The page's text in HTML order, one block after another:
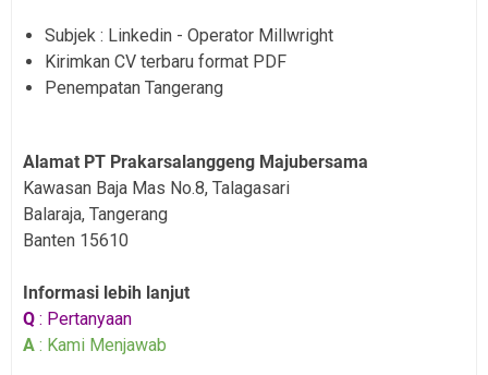
Subjek : Linkedin - Operator Millwright
Kirimkan CV terbaru format PDF
Penempatan Tangerang
Alamat PT Prakarsalanggeng Majubersama
Kawasan Baja Mas No.8, Talagasari
Balaraja, Tangerang
Banten 15610
Informasi lebih lanjut
Q : Pertanyaan
A : Kami Menjawab